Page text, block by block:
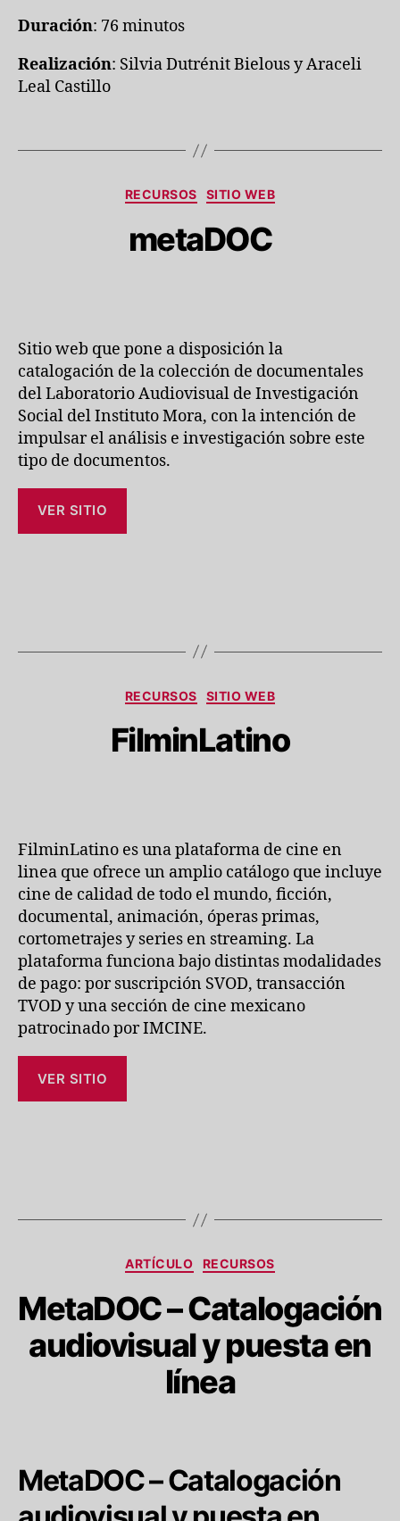
Duración: 76 minutos
Realización: Silvia Dutrénit Bielous y Araceli
Leal Castillo
Categorías
RECURSOS SITIO WEB
metaDOC
Sitio web que pone a disposición la
catalogación de la colección de documentales
del Laboratorio Audiovisual de Investigación
Social del Instituto Mora, con la intención de
impulsar el análisis e investigación sobre este
tipo de documentos.
VER SITIO
Categorías
RECURSOS SITIO WEB
FilminLatino
FilminLatino es una plataforma de cine en
linea que ofrece un amplio catálogo que incluye
cine de calidad de todo el mundo, ficción,
documental, animación, óperas primas,
cortometrajes y series en streaming. La
plataforma funciona bajo distintas modalidades
de pago: por suscripción SVOD, transacción
TVOD y una sección de cine mexicano
patrocinado por IMCINE.
VER SITIO
Categorías
ARTÍCULO RECURSOS
MetaDOC – Catalogación
audiovisual y puesta en
línea
MetaDOC – Catalogación